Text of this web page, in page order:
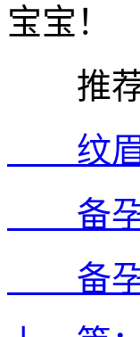
宝宝！
推荐
纹眉
备孕
备孕